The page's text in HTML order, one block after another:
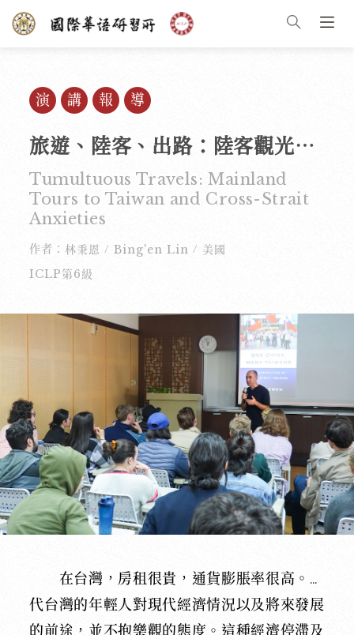
演講報導
旅遊、陸客、出路：陸客觀光業興衰反映兩岸關係緊張程度
Tumultuous Travels: Mainland
Tours to Taiwan and Cross-Strait
Anxieties
作者：林秉恩 / Bing'en Lin / 美國
ICLP第6級
在台灣，房租很貴，通貨膨脹率很高。現
代台灣的年輕人對現代經濟情況以及將來發展
的前途，並不抱樂觀的態度。這種經濟停滯及